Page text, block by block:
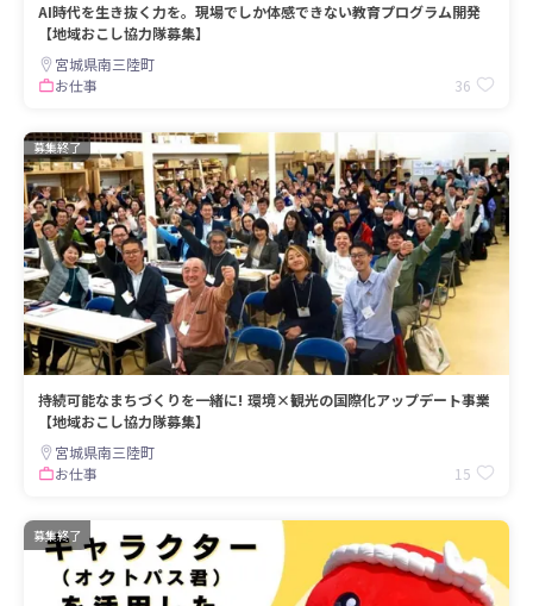
AI時代を生き抜く力を。現場でしか体感できない教育プログラム開発
【地域おこし協力隊募集】
宮城県南三陸町
お仕事
36
募集終了
持続可能なまちづくりを一緒に! 環境×観光の国際化アップデート事業
【地域おこし協力隊募集】
宮城県南三陸町
お仕事
15
募集終了